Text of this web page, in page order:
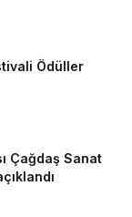
Ödüller
Çağdaş Sanat